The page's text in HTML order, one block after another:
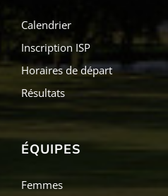
Calendrier
Inscription ISP
Horaires de départ
Résultats
ÉQUIPES
Femmes